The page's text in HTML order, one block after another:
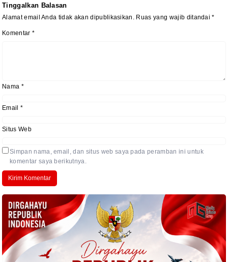
Tinggalkan Balasan
Alamat email Anda tidak akan dipublikasikan. Ruas yang wajib ditandai*
Komentar *
Nama *
Email *
Situs Web
Simpan nama, email, dan situs web saya pada peramban ini untuk
komentar saya berikutnya.